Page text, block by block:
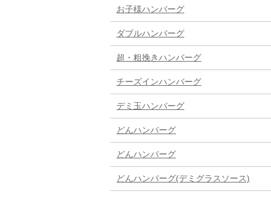
お子様ハンバーグ
ダブルハンバーグ
超・粗挽きハンバーグ
チーズインハンバーグ
デミ玉ハンバーグ
どんハンバーグ
どんハンバーグ
どんハンバーグ(デミグラスソース)